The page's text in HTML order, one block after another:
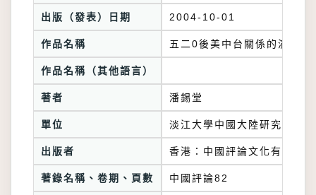
出版（發表）日期 2004-10-01
作品名稱 五二0後美中台關係的演變
作品名稱（其他語言）
著者 潘錫堂
單位 淡江大學中國大陸研究所
出版者 香港：中國評論文化有限公司
著錄名稱、卷期、頁數 中國評論82